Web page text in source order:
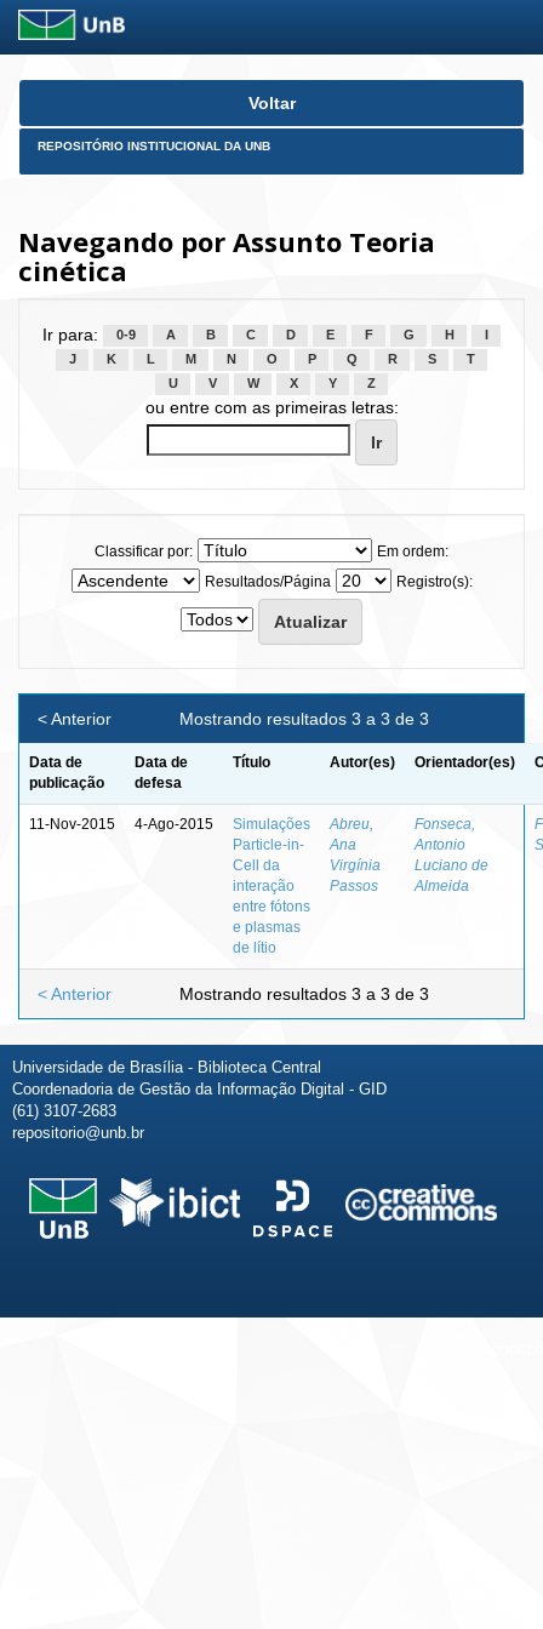
Skip
Voltar
REPOSITÓRIO INSTITUCIONAL DA UNB
Navegando por Assunto Teoria
cinética
Ir para: 0-9 A B C D E F G H
J
K L M N O P Q R S
T
U
V W X Y Z
ou entre com as primeiras letras:
Classificar por:
Em ordem:
Resultados/Página
Registro(s):
Mostrando resultados 3 a 3 de 3
< Anterior
Data de
publicação
Data de
defesa
Título Autor(es) Orientador(es)
11-Nov-2015 4-Ago-2015
Simulações
Particle-in-
Cell da
interação
entre fótons
e plasmas
de lítio
Abreu,
Ana
Virgínia
Passos
Fonseca,
Antonio
Luciano de
Almeida
Mostrando resultados 3 a 3 de 3
< Anterior
Universidade de Brasília - Biblioteca Central
Coordenadoria de Gestão da Informação Digital - GID
(61) 3107-2683
repositorio@unb.br